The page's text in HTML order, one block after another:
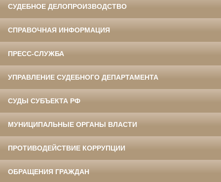
СУДЕБНОЕ ДЕЛОПРОИЗВОДСТВО
СПРАВОЧНАЯ ИНФОРМАЦИЯ
ПРЕСС-СЛУЖБА
УПРАВЛЕНИЕ СУДЕБНОГО ДЕПАРТАМЕНТА
СУДЫ СУБЪЕКТА РФ
МУНИЦИПАЛЬНЫЕ ОРГАНЫ ВЛАСТИ
ПРОТИВОДЕЙСТВИЕ КОРРУПЦИИ
ОБРАЩЕНИЯ ГРАЖДАН